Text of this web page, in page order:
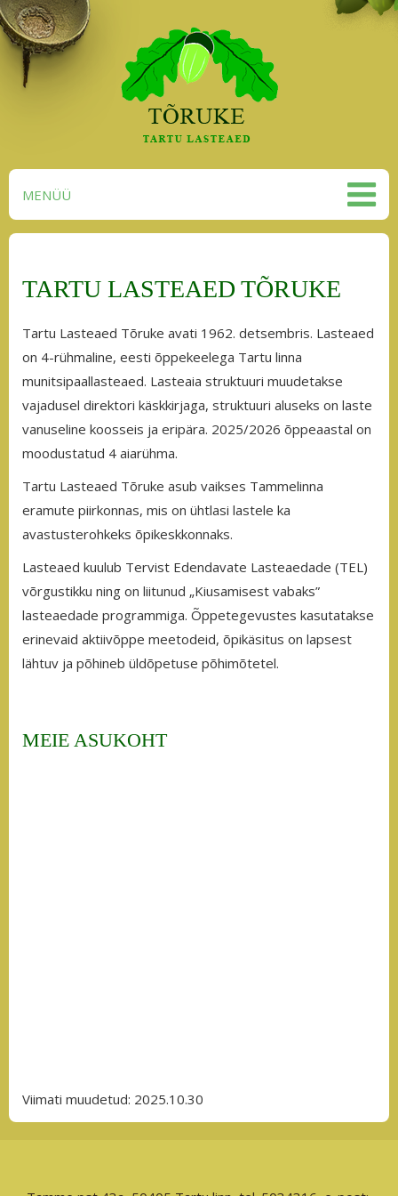
MENÜÜ
TARTU LASTEAED TÕRUKE
Tartu Lasteaed Tõruke avati 1962. detsembris. Lasteaed
on 4-rühmaline, eesti õppekeelega Tartu linna
munitsipaallasteaed. Lasteaia struktuuri muudetakse
vajadusel direktori käskkirjaga, struktuuri aluseks on laste
vanuseline koosseis ja eripära. 2025/2026 õppeaastal on
moodustatud 4 aiarühma.
Tartu Lasteaed Tõruke asub vaikses Tammelinna
eramute piirkonnas, mis on ühtlasi lastele ka
avastusterohkeks õpikeskkonnaks.
Lasteaed kuulub Tervist Edendavate Lasteaedade (TEL)
võrgustikku ning on liitunud „Kiusamisest vabaks”
lasteaedade programmiga. Õppetegevustes kasutatakse
erinevaid aktiivõppe meetodeid, õpikäsitus on lapsest
lähtuv ja põhineb üldõpetuse põhimõtetel.
MEIE ASUKOHT
Viimati muudetud: 2025.10.30